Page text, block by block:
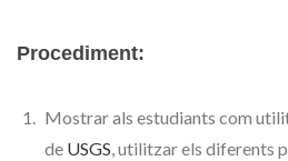
Procediment:
Mostrar als estudiants com
de USGS, utilitzar els diferents